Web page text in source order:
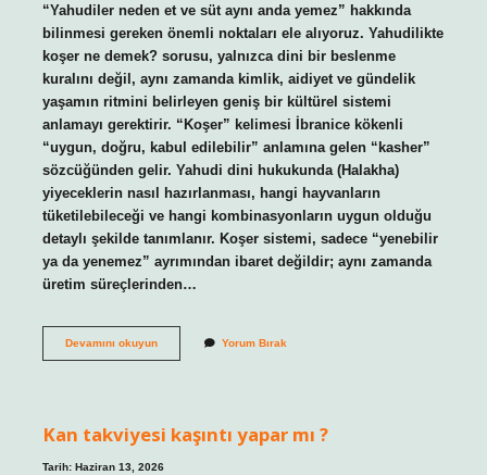
“Yahudiler neden et ve süt aynı anda yemez” hakkında
bilinmesi gereken önemli noktaları ele alıyoruz. Yahudilikte
koşer ne demek? sorusu, yalnızca dini bir beslenme
kuralını değil, aynı zamanda kimlik, aidiyet ve gündelik
yaşamın ritmini belirleyen geniş bir kültürel sistemi
anlamayı gerektirir. “Koşer” kelimesi İbranice kökenli
“uygun, doğru, kabul edilebilir” anlamına gelen “kasher”
sözcüğünden gelir. Yahudi dini hukukunda (Halakha)
yiyeceklerin nasıl hazırlanması, hangi hayvanların
tüketilebileceği ve hangi kombinasyonların uygun olduğu
detaylı şekilde tanımlanır. Koşer sistemi, sadece “yenebilir
ya da yenemez” ayrımından ibaret değildir; aynı zamanda
üretim süreçlerinden…
Devamını okuyunYahudiler
neden
anda
?
Yorum Bırak
Kan takviyesi kaşıntı yapar mı ?
Tarih: Haziran 13, 2026